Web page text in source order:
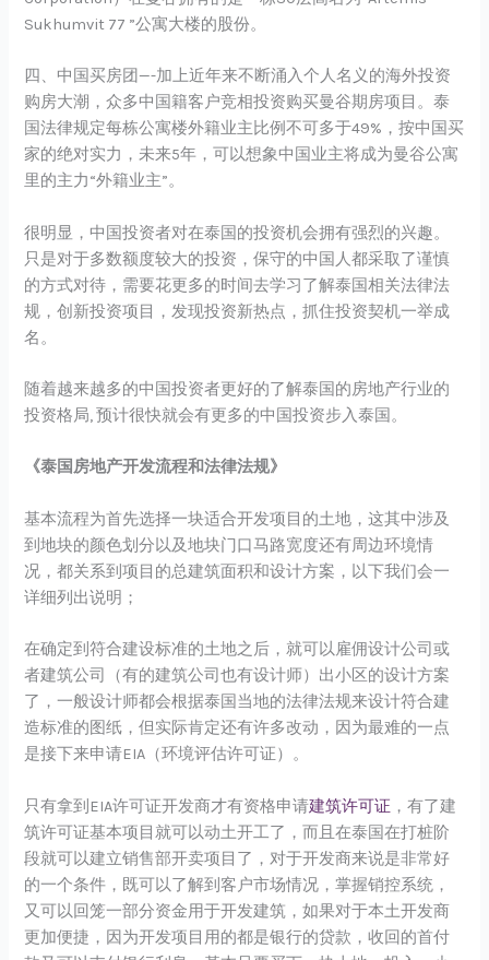
Sukhumvit 77 ”公寓大楼的股份。
四、中国买房团—-加上近年来不断涌入个人名义的海外投资
购房大潮，众多中国籍客户竞相投资购买曼谷期房项目。泰
国法律规定每栋公寓楼外籍业主比例不可多于49%，按中国买
家的绝对实力，未来5年，可以想象中国业主将成为曼谷公寓
里的主力“外籍业主”。
很明显，中国投资者对在泰国的投资机会拥有强烈的兴趣。
只是对于多数额度较大的投资，保守的中国人都采取了谨慎
的方式对待，需要花更多的时间去学习了解泰国相关法律法
规，创新投资项目，发现投资新热点，抓住投资契机一举成
名。
随着越来越多的中国投资者更好的了解泰国的房地产行业的
投资格局, 预计很快就会有更多的中国投资步入泰国。
《泰国房地产开发流程和法律法规》
基本流程为首先选择一块适合开发项目的土地，这其中涉及
到地块的颜色划分以及地块门口马路宽度还有周边环境情
况，都关系到项目的总建筑面积和设计方案，以下我们会一
详细列出说明；
在确定到符合建设标准的土地之后，就可以雇佣设计公司或
者建筑公司（有的建筑公司也有设计师）出小区的设计方案
了，一般设计师都会根据泰国当地的法律法规来设计符合建
造标准的图纸，但实际肯定还有许多改动，因为最难的一点
是接下来申请EIA（环境评估许可证）。
只有拿到EIA许可证开发商才有资格申请建筑许可证 ，有了建
筑许可证基本项目就可以动土开工了，而且在泰国在打桩阶
段就可以建立销售部开卖项目了，对于开发商来说是非常好
的一个条件，既可以了解到客户市场情况，掌握销控系统，
又可以回笼一部分资金用于开发建筑，如果对于本土开发商
更加便捷，因为开发项目用的都是银行的贷款，收回的首付